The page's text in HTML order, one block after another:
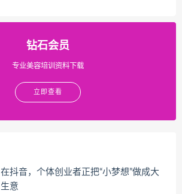
钻石会员
专业美容培训资料下载
立即查看
在抖音，个体创业者正把“小梦想”做成大
生意